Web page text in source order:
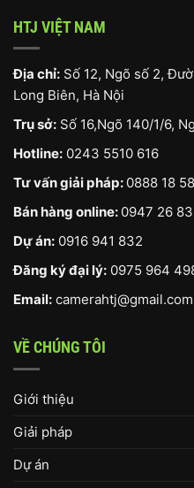
HTJ VIỆT NAM
Địa chỉ: Số 12, Ngõ số 2,
Long Biên, Hà Nội
Trụ sở: Số 16,Ngõ 140/1/6,
Hotline: 0243 5510 616
Tư vấn giải pháp: 0888 18
Bán hàng online: 0947 26
Dự án: 0916 941 832
Đăng ký đại lý: 0975 964
Email: camerahtj@gmail.com
VỀ CHÚNG TÔI
Giới thiệu
Giải pháp
Dự án